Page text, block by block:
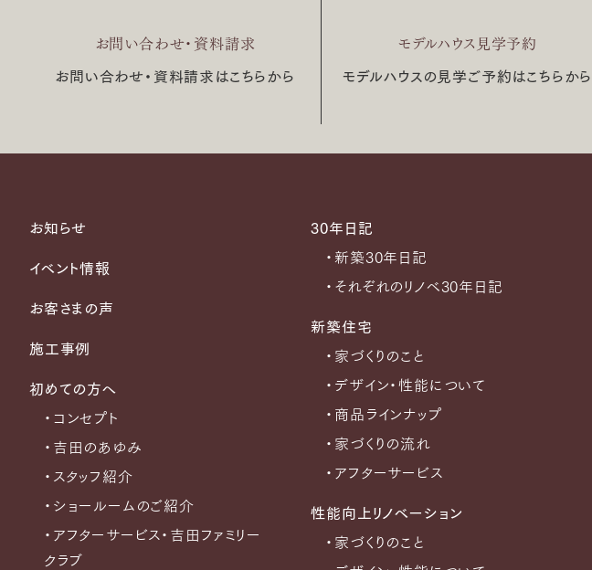
お問い合わせ・資料請求
お問い合わせ・資料請求はこちらから
モデルハウス見学予約
モデルハウスの見学ご予約はこちらから
お知らせ
イベント情報
お客さまの声
施工事例
初めての方へ
・コンセプト
・吉田のあゆみ
・スタッフ紹介
・ショールームのご紹介
・アフターサービス・吉田ファミリー
クラブ
30年日記
・新築30年日記
・それぞれのリノベ30年日記
新築住宅
・家づくりのこと
・デザイン・性能について
・商品ラインナップ
・家づくりの流れ
・アフターサービス
性能向上リノベーション
・家づくりのこと